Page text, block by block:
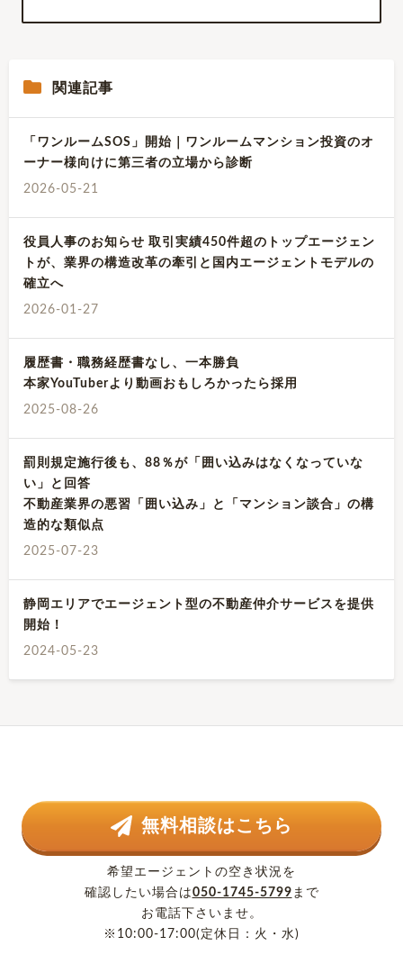
関連記事
「ワンルームSOS」開始｜ワンルームマンション投資のオ
ーナー様向けに第三者の立場から診断
2026-05-21
役員人事のお知らせ 取引実績450件超のトップエージェン
トが、業界の構造改革の牽引と国内エージェントモデルの
確立へ
2026-01-27
履歴書・職務経歴書なし、一本勝負
本家YouTuberより動画おもしろかったら採用
2025-08-26
罰則規定施行後も、88％が「囲い込みはなくなっていな
い」と回答
不動産業界の悪習「囲い込み」と「マンション談合」の構
造的な類似点
2025-07-23
静岡エリアでエージェント型の不動産仲介サービスを提供
開始！
2024-05-23
無料相談はこちら
希望エージェントの空き状況を
確認したい場合は050-1745-5799 まで
お電話下さいませ。
※10:00-17:00(定休日：火・水)